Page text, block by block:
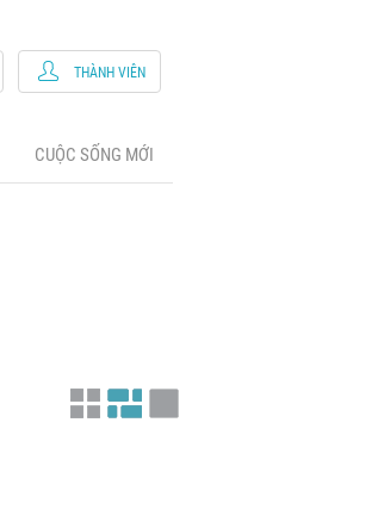
CUỘC SỐNG MỚI
THÀNH VIÊN